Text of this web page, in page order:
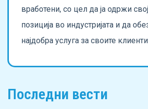
вработени, со цел да ја одржи
позиција во индустријата и да
најдобра услуга за своите
Последни вести